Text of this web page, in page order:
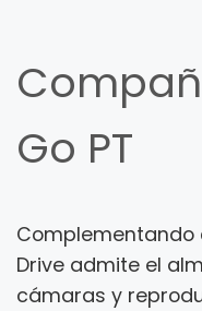
Go PT
Complementando
Drive admite el
cámaras y